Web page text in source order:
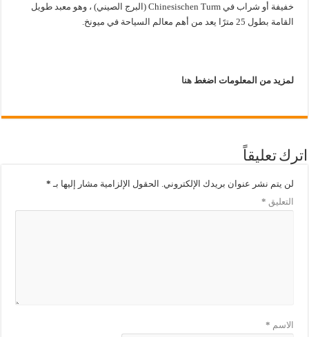
خفيفة أو شراب في Chinesischen Turm (البرج الصيني) ، وهو معبد طويل
القامة بطول 25 مترًا يعد من أهم معالم السياحة في ميونخ.
لمزيد من المعلومات اضغطهنا
اترك تعليقاً
لن يتم نشر عنوان بريدك الإلكتروني. الحقول الإلزامية مشار إليها بـ *
التعليق *
الاسم *